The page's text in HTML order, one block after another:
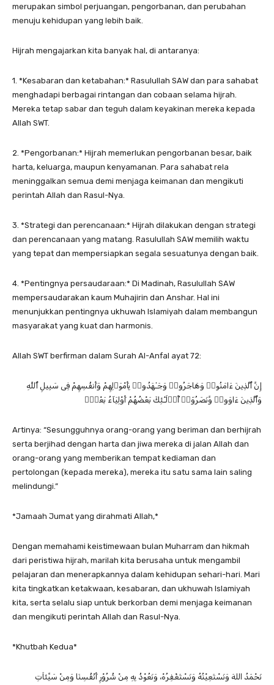
merupakan simbol perjuangan, pengorbanan, dan perubahan
menuju kehidupan yang lebih baik.
Hijrah mengajarkan kita banyak hal, di antaranya:
1. *Kesabaran dan ketabahan:* Rasulullah SAW dan para sahabat
menghadapi berbagai rintangan dan cobaan selama hijrah.
Mereka tetap sabar dan teguh dalam keyakinan mereka kepada
Allah SWT.
2. *Pengorbanan:* Hijrah memerlukan pengorbanan besar, baik
harta, keluarga, maupun kenyamanan. Para sahabat rela
meninggalkan semua demi menjaga keimanan dan mengikuti
perintah Allah dan Rasul-Nya.
3. *Strategi dan perencanaan:* Hijrah dilakukan dengan strategi
dan perencanaan yang matang. Rasulullah SAW memilih waktu
yang tepat dan mempersiapkan segala sesuatunya dengan baik.
4. *Pentingnya persaudaraan:* Di Madinah, Rasulullah SAW
mempersaudarakan kaum Muhajirin dan Anshar. Hal ini
menunjukkan pentingnya ukhuwah Islamiyah dalam membangun
masyarakat yang kuat dan harmonis.
Allah SWT berfirman dalam Surah Al-Anfal ayat 72:
إِنَّ ٱلَّذِينَ ءَامَنُوا۟ وَهَاجَرُوا۟ وَجَـٰهَدُوا۟ بِأَمْوَٲلِهِمْ وَأَنفُسِهِمْ فِى سَبِيلِ ٱللَّهِ
وَٱلَّذِينَ ءَاوَوا۟ وَّنَصَرُوٓا۟ أُو۟لَـٰٓئِكَ بَعْضُهُمْ أَوْلِيَآءُ بَعْضٍۢ
Artinya: “Sesungguhnya orang-orang yang beriman dan berhijrah
serta berjihad dengan harta dan jiwa mereka di jalan Allah dan
orang-orang yang memberikan tempat kediaman dan
pertolongan (kepada mereka), mereka itu satu sama lain saling
melindungi.”
*Jamaah Jumat yang dirahmati Allah,*
Dengan memahami keistimewaan bulan Muharram dan hikmah
dari peristiwa hijrah, marilah kita berusaha untuk mengambil
pelajaran dan menerapkannya dalam kehidupan sehari-hari. Mari
kita tingkatkan ketakwaan, kesabaran, dan ukhuwah Islamiyah
kita, serta selalu siap untuk berkorban demi menjaga keimanan
dan mengikuti perintah Allah dan Rasul-Nya.
*Khutbah Kedua*
نَحْمَدُ اللهَ وَنَسْتَعِيْنُهُ وَنَسْتَغْفِرُهْ، وَنَعُوْذُ بِهِ مِنْ شُرُوْرِ أَنْفُسِنَا وَمِنْ سَيِّئاَتِ